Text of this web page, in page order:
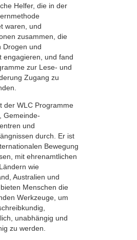
Helfer, die in der
waren, und
zusammen, die
Drogen und
engagieren, und fand
zur Lese- und
Zugang zu
der WLC Programme
Gemeinde-
und
durch. Er ist
Bewegung
mit ehrenamtlichen
wie
Australien und
Menschen die
Werkzeuge, um
unabhängig und
zu werden.